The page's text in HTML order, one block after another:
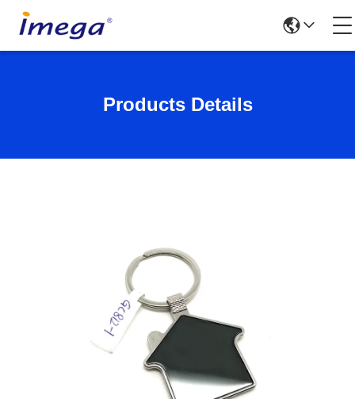
Products Details